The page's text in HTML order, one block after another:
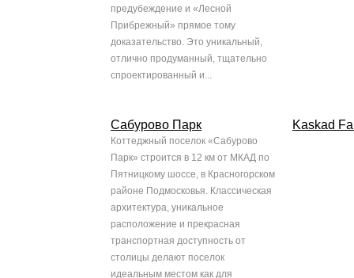
предубеждение и «Лесной
Прибрежный» прямое тому
доказательство. Это уникальный,
отлично продуманный, тщательно
спроектированный и...
Сабурово Парк
Коттеджный поселок «Сабурово
Парк» строится в 12 км от МКАД по
Пятницкому шоссе, в Красногорском
районе Подмосковья. Классическая
архитектура, уникальное
расположение и прекрасная
транспортная доступность от
столицы делают поселок
идеальным местом как для
Kaskad